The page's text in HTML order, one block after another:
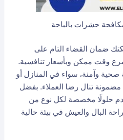
حشرات بالباحة
ضمان القضاء التام على
وقت ممكن وبأسعار تنافسية.
صحية وآمنة، سواء في المنازل أو
تنال رضا العملاء. بفضل
حلولًا مخصصة لكل نوع من
البال والعيش في بيئة خالية